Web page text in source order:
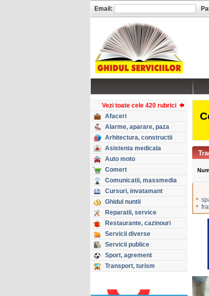
Vezi toate cele 420 rubrici
Afaceri
Alarme, aparare, paza
Arhitectura, constructii
Asistenta medicala
Auto moto
Comert
Comunicatii, massmedia
Cursuri, invatamant
Ghidul nuntii
Reparatii, service
Restaurante, cazinouri
Servicii diverse
Servicii publice
Sport, agrement
Transport, turism
•
•
Email: